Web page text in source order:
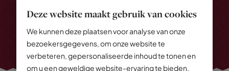
Deze website maakt gebruik van cookies
We kunnen deze plaatsen voor analyse van onze
bezoekersgegevens, om onze website te
verbeteren, gepersonaliseerde inhoud te tonen en
om u een geweldige website-ervaring te bieden.